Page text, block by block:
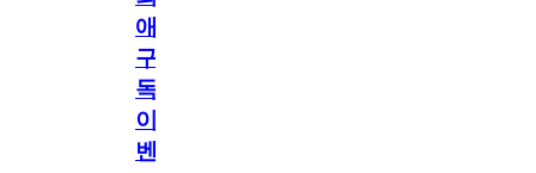
애
구
독
이
벤